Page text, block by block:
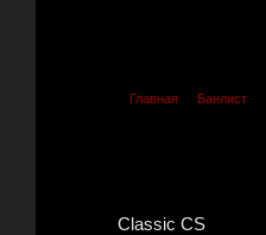
Главная Банлист
Classic CS